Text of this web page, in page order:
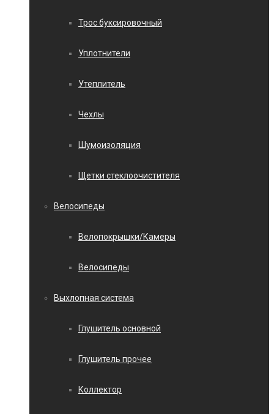
Трос буксировочный
Уплотнители
Утеплитель
Чехлы
Шумоизоляция
Щетки стеклоочистителя
Велосипеды
Велопокрышки/Камеры
Велосипеды
Выхлопная система
Глушитель основной
Глушитель прочее
Коллектор